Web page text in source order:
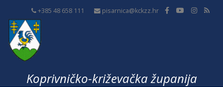
+385 48 658 111 pisarnica@kckzz.hr
Koprivničko-križevačka županija